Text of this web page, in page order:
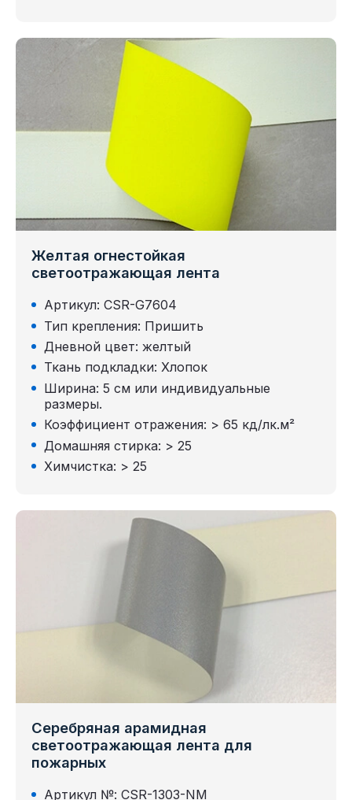
Желтая огнестойкая
светоотражающая лента
Артикул: CSR-G7604
Тип крепления: Пришить
Дневной цвет: желтый
Ткань подкладки: Хлопок
Ширина: 5 см или индивидуальные
размеры.
Коэффициент отражения: > 65 кд/лк.м²
Домашняя стирка: > 25
Химчистка: > 25
Серебряная арамидная
светоотражающая лента для
пожарных
Артикул №: CSR-1303-NM